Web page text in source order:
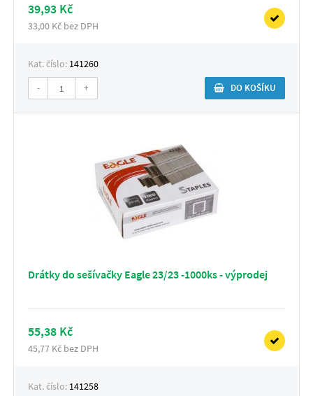
39,93 Kč
33,00 Kč bez DPH
Kat. číslo: 141260
- + DO KOŠÍKU
Drátky do sešívačky Eagle 23/23 -1000ks - výprodej
55,38 Kč
45,77 Kč bez DPH
Kat. číslo: 141258